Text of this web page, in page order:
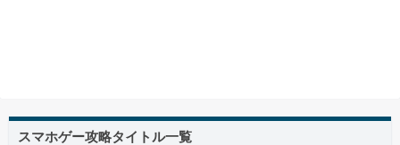
スマホゲー攻略タイトル一覧